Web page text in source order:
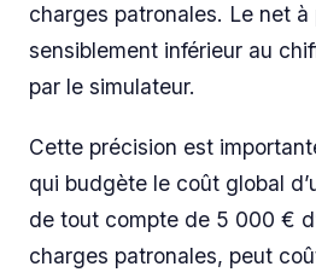
charges patronales. Le net
sensiblement inférieur au
par le simulateur.
Cette précision est
qui budgète le coût global
de tout compte de 5 000 €
charges patronales, peut